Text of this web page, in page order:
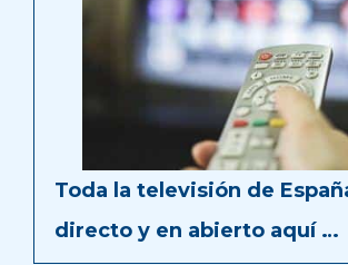
Toda la televisión de
directo y en abierto aquí …